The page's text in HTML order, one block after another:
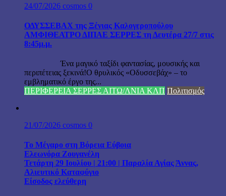
24/07/2026 cosmos 0
ΟΔΥΣΣΕΒΑΧ της Ξένιας Καλογεροπούλου
ΑΜΦΙΘΕΑΤΡΟ ΔΙΠΑΕ ΣΕΡΡΕΣ τη Δευτέρα 27/7 στις
8:45μ.μ.
Ένα μαγικό ταξίδι φαντασίας, μουσικής και
περιπέτειας ξεκινά!Ο θρυλικός «Οδυσσεβάχ» – το
εμβληματικό έργο της...
ΠΕΡΙΦΕΡΕΙΑ ΣΕΡΡΕΣ ΑΙΤΩ/ΛΝΙΑ ΚΛΠ Πολιτισμός
21/07/2026 cosmos 0
Το Μέγαρο στη Βόρεια Εύβοια
Ελεωνόρα Ζουγανέλη
Τετάρτη 29 Ιουλίου | 21:00 | Παραλία Αγίας Άννας,
Αλιευτικό Καταφύγιο
Είσοδος ελεύθερη